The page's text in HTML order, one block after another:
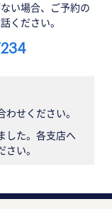
い場合、ご予約の
ください。
せください。
した。各支店へ
い。